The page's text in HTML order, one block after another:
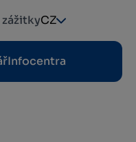
CZ
Infocentra